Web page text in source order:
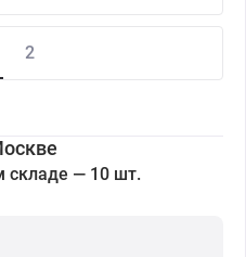
2
складе — 10 шт.